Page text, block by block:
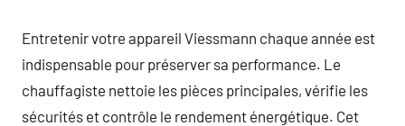
Entretenir votre appareil Viessmann chaque année est
indispensable pour préserver sa performance. Le
chauffagiste nettoie les pièces principales, vérifie les
sécurités et contrôle le rendement énergétique. Cet